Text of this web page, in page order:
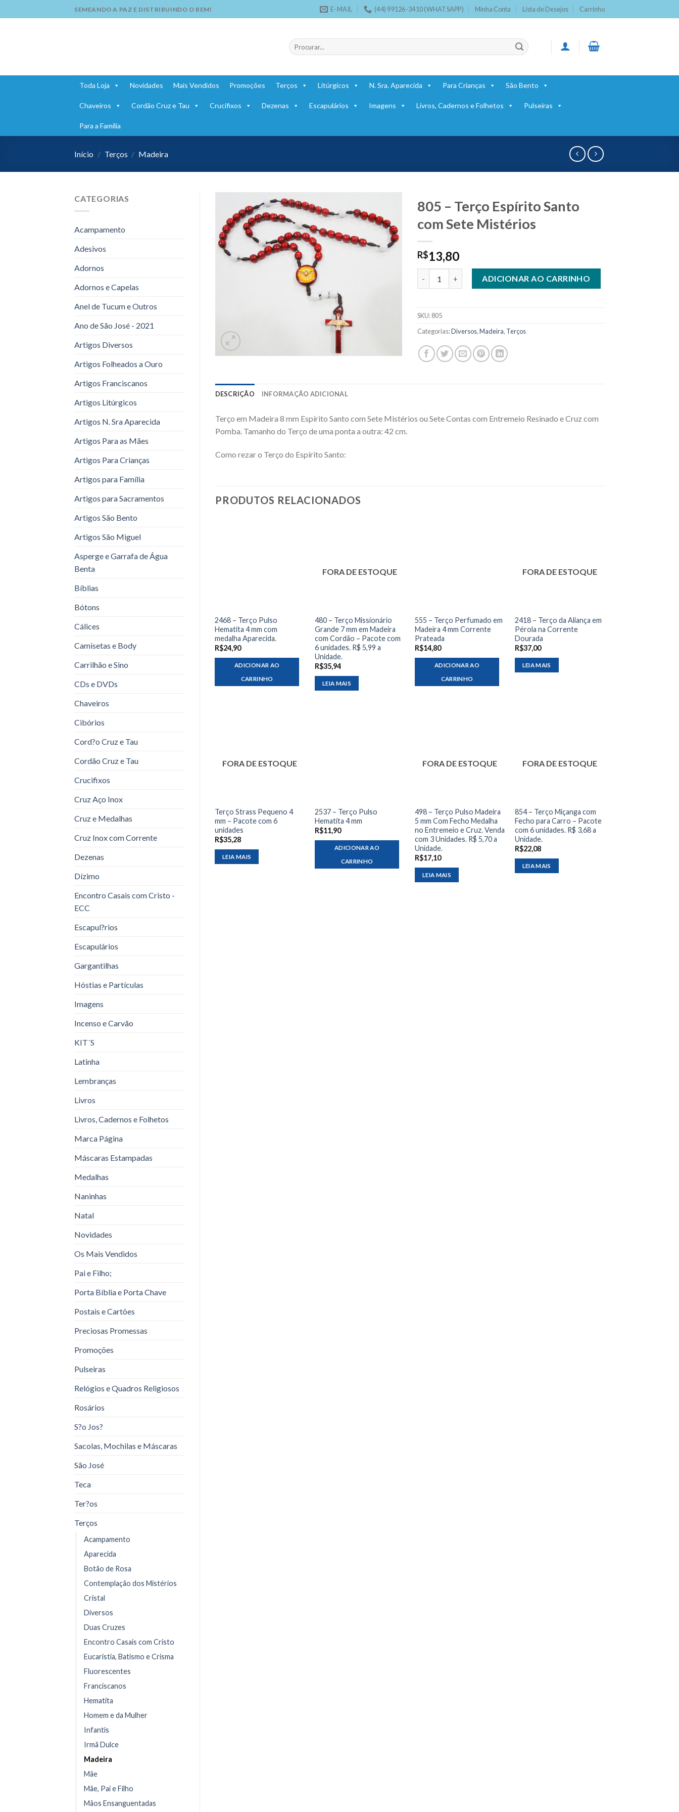
to
SEMEANDO A PAZ E DISTRIBUINDO O BEM! E-MAIL (44) 99126-3410 (WHATSAPP) Minha Conta Lista de Desejos Carrinho
Pesquisar
por:
Toda Loja Novidades Mais Vendidos Promoções Terços Litúrgicos N. Sra. Aparecida Para Crianças São Bento
Chaveiros Cordão Cruz e Tau Crucifixos Dezenas Escapulários Imagens Livros, Cadernos e Folhetos Pulseiras
Para a Família
Início / Terços / Madeira
CATEGORIAS
Acampamento
Adesivos
Adornos
Adornos e Capelas
Anel de Tucum e Outros
Ano de São José - 2021
Artigos Diversos
Artigos Folheados a Ouro
Artigos Franciscanos
Artigos Litúrgicos
Artigos N. Sra Aparecida
Artigos Para as Mães
Artigos Para Crianças
Artigos para Família
Artigos para Sacramentos
Artigos São Bento
Artigos São Miguel
Asperge e Garrafa de Água
Benta
Bíblias
Bótons
Cálices
Camisetas e Body
Carrilhão e Sino
CDs e DVDs
Chaveiros
Cibórios
Cord?o Cruz e Tau
Cordão Cruz e Tau
Crucifixos
Cruz Aço Inox
Cruz e Medalhas
Cruz Inox com Corrente
Dezenas
Dízimo
Encontro Casais com Cristo -
ECC
Escapul?rios
Escapulários
Gargantilhas
Hóstias e Partículas
Imagens
Incenso e Carvão
KIT´S
Latinha
Lembranças
Livros
Livros, Cadernos e Folhetos
Marca Página
Máscaras Estampadas
Medalhas
Naninhas
Natal
Novidades
Os Mais Vendidos
Pai e Filho;
Porta Bíblia e Porta Chave
Postais e Cartões
Preciosas Promessas
Promoções
Pulseiras
Relógios e Quadros Religiosos
Rosários
S?o Jos?
Sacolas, Mochilas e Máscaras
São José
Teca
Ter?os
Terços
Acampamento
Aparecida
Botão de Rosa
Contemplação dos Mistérios
Cristal
Diversos
Duas Cruzes
Encontro Casais com Cristo
Eucaristia, Batismo e Crisma
Fluorescentes
Franciscanos
Hematita
Homem e da Mulher
Infantis
Irmã Dulce
Madeira
Mãe
Mãe, Pai e Filho
Mãos Ensanguentadas
805 – Terço Espírito Santo
com Sete Mistérios
R$13,80
ADICIONAR AO CARRINHO
SKU:805
Categorias:Diversos,Madeira, Terços
DESCRIÇÃO INFORMAÇÃO ADICIONAL
Terço em Madeira 8 mm Espírito Santo com Sete Mistérios ou Sete Contas com Entremeio Resinado e Cruz com
Pomba. Tamanho do Terço de uma ponta a outra: 42 cm.
Como rezar o Terço do Espírito Santo:
PRODUTOS RELACIONADOS
2468 – Terço Pulso
Hematita 4 mm com
medalha Aparecida.
R$24,90
ADICIONAR AO
CARRINHO
FORA DE ESTOQUE
480 – Terço Missionário
Grande 7 mm em Madeira
com Cordão – Pacote com
6 unidades. R$ 5,99 a
Unidade.
R$35,94
LEIA MAIS
555 – Terço Perfumado em
Madeira 4 mm Corrente
Prateada
R$14,80
ADICIONAR AO
CARRINHO
FORA DE ESTOQUE
2418 – Terço da Aliança em
Pérola na Corrente
Dourada
R$37,00
LEIA MAIS
FORA DE ESTOQUE
Terço Strass Pequeno 4
mm – Pacote com 6
unidades
R$35,28
LEIA MAIS
2537 – Terço Pulso
Hematita 4 mm
R$11,90
ADICIONAR AO
CARRINHO
FORA DE ESTOQUE
498 – Terço Pulso Madeira
5 mm Com Fecho Medalha
no Entremeio e Cruz. Venda
com 3 Unidades. R$ 5,70 a
Unidade.
R$17,10
LEIA MAIS
FORA DE ESTOQUE
854 – Terço Miçanga com
Fecho para Carro – Pacote
com 6 unidades. R$ 3,68 a
Unidade.
R$22,08
LEIA MAIS